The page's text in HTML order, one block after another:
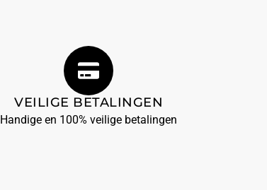
VEILIGE BETALINGEN
Handige en 100% veilige betalingen